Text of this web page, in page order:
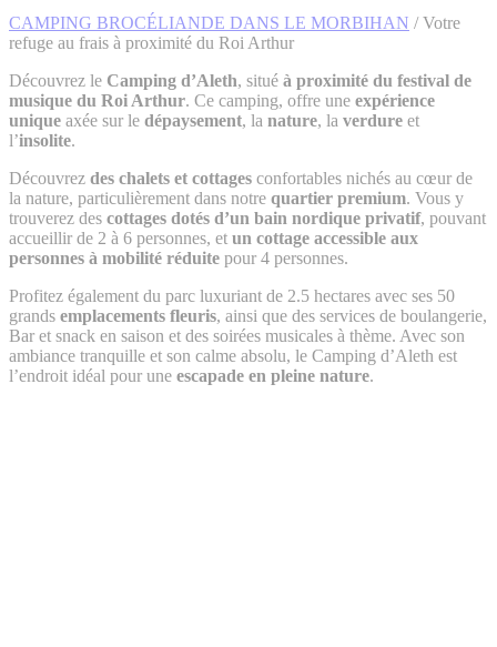
CAMPING BROCÉLIANDE DANS LE MORBIHAN /Votre
refuge au frais à proximité du Roi Arthur
Découvrez le Camping d’Aleth, situé à proximité du festival de
musique du Roi Arthur. Ce camping, offre une expérience
unique axée sur le dépaysement, la nature, la verdure et
l’insolite.
Découvrez des chalets et cottages confortables nichés au cœur de
la nature, particulièrement dans notre quartier premium. Vous y
trouverez des cottages dotés d’un bain nordique privatif, pouvant
accueillir de 2 à 6 personnes, et un cottage accessible aux
personnes à mobilité réduite pour 4 personnes.
Profitez également du parc luxuriant de 2.5 hectares avec ses 50
grands emplacements fleuris, ainsi que des services de boulangerie,
Bar et snack en saison et des soirées musicales à thème. Avec son
ambiance tranquille et son calme absolu, le Camping d’Aleth est
l’endroit idéal pour une escapade en pleine nature.